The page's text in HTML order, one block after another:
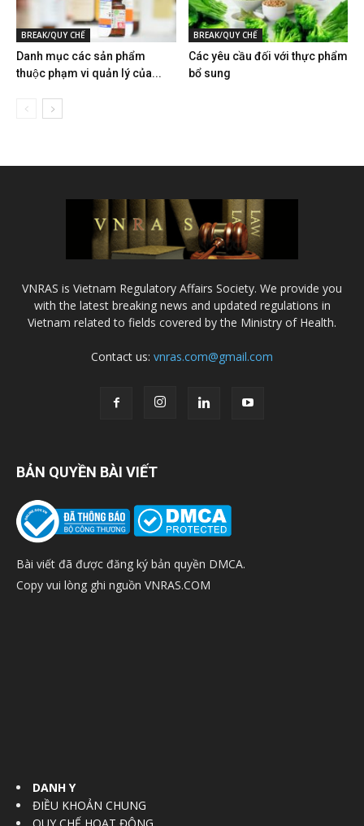
BREAK/QUY CHẾ
Danh mục các sản phẩm
thuộc phạm vi quản lý của...
BREAK/QUY CHẾ
Các yêu cầu đối với thực phẩm
bổ sung
VNRAS is Vietnam Regulatory Affairs Society. We provide you
with the latest breaking news and updated regulations in
Vietnam related to fields covered by the Ministry of Health.
Contact us: vnras.com@gmail.com
BẢN QUYỀN BÀI VIẾT
Bài viết đã được đăng ký bản quyền DMCA.
Copy vui lòng ghi nguồn VNRAS.COM
DANH Y
ĐIỀU KHOẢN CHUNG